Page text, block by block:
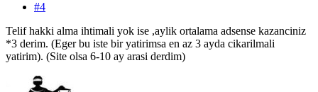
#4
Telif hakki alma ihtimali yok ise ,aylik ortalama adsense kazanciniz
*3 derim. (Eger bu iste bir yatirimsa en az 3 ayda cikarilmali
yatirim). (Site olsa 6-10 ay arasi derdim)